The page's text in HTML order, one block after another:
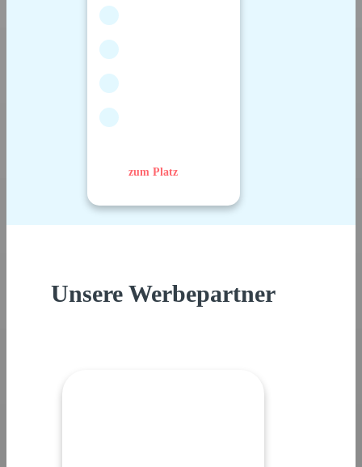
zum Platz
Unsere Werbepartner